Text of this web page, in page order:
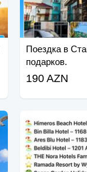
Поездка в
подарков.
190 AZN